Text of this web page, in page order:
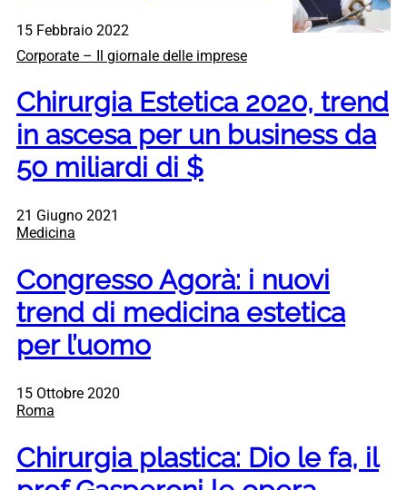
15 Febbraio 2022
Corporate – Il giornale delle imprese
Chirurgia Estetica 2020, trend
in ascesa per un business da
50 miliardi di $
21 Giugno 2021
Medicina
Congresso Agorà: i nuovi
trend di medicina estetica
per l’uomo
15 Ottobre 2020
Roma
Chirurgia plastica: Dio le fa, il